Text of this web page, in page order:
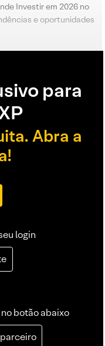
Investir em 2026 no
e oportunidades
para
Abra a
login
botão abaixo